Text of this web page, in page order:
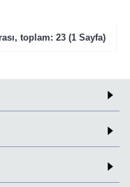
toplam: 23 (1 Sayfa)